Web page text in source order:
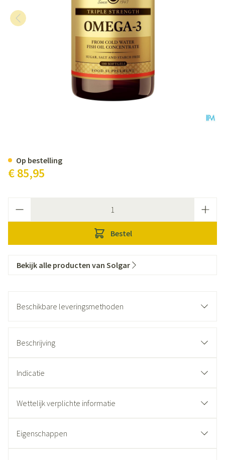
€ 85,95
Bestel
Op bestelling
Bekijk alle producten van Solgar
Beschikbare leveringsmethoden
Beschrijving
Indicatie
Wettelijk verplichte informatie
Eigenschappen